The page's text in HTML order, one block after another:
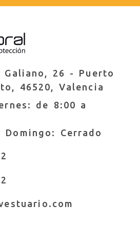
Galiano, 26 - Puerto
46520, Valencia
de 8:00 a
Domingo: Cerrado